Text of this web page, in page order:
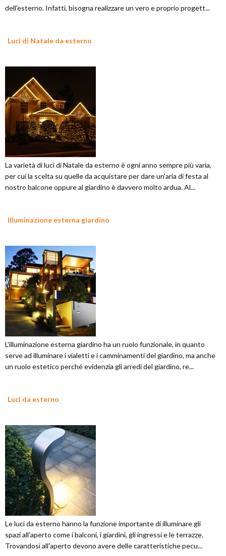
dell'esterno. Infatti, bisogna realizzare un vero e proprio progett...
Luci di Natale da esterno
La varietà di luci di Natale da esterno è ogni anno sempre più varia,
per cui la scelta su quelle da acquistare per dare un'aria di festa al
nostro balcone oppure al giardino è davvero molto ardua. Al...
Illuminazione esterna giardino
L'illuminazione esterna giardino ha un ruolo funzionale, in quanto
serve ad illuminare i vialetti e i camminamenti del giardino, ma anche
un ruolo estetico perché evidenzia gli arredi del giardino, re...
Luci da esterno
Le luci da esterno hanno la funzione importante di illuminare gli
spazi all'aperto come i balconi, i giardini, gli ingressi e le terrazze.
Trovandosi all'aperto devono avere delle caratteristiche pecu...